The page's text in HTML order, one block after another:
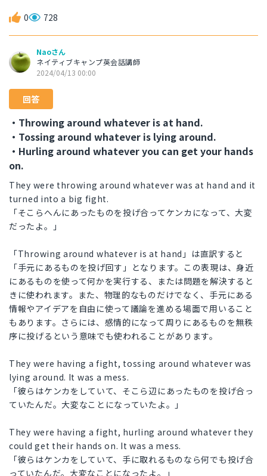
0 728
Naoさん
ネイティブキャンプ英会話講師
2024/04/13 00:00
回答
・Throwing around whatever is at hand.
・Tossing around whatever is lying around.
・Hurling around whatever you can get your hands
on.
They were throwing around whatever was at hand and it
turned into a big fight.
「そこらへんにあったものを投げ合ってケンカになって、大変
だったよ。」
「Throwing around whatever is at hand」は直訳すると
「手元にあるものを投げ回す」となります。この表現は、身近
にあるものを使って何かを実行する、または問題を解決すると
きに使われます。また、物理的なものだけでなく、手元にある
情報やアイデアを自由に使って議論を進める場面で用いること
もあります。さらには、感情的になって周りにあるものを無秩
序に投げるという意味でも使われることがあります。
They were having a fight, tossing around whatever was
lying around. It was a mess.
「彼らはケンカをしていて、そこら辺にあったものを投げ合っ
ていたんだ。大変なことになっていたよ。」
They were having a fight, hurling around whatever they
could get their hands on. It was a mess.
「彼らはケンカをしていて、手に取れるものなら何でも投げ合
っていたんだ。大変なことになったよ。」